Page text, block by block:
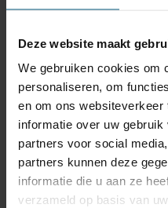
Deze website maakt
We gebruiken cookies om
personaliseren, om
en om ons
informatie over uw
partners voor social
partners kunnen deze
informatie die u aan ze
verzameld op basis van
Kabelset
Artikelnummer
Aansluiting
Kabelset type
Stekkeraansluiting